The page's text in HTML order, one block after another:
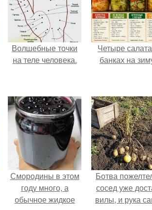
Волшебные точки
на теле человека.
Четыре
банках на
Смородины в этом
году много, а
обычное жидкое
Ботва
сосед уже
вилы, и рука